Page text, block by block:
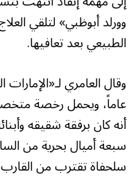
وورلد أبوظبي» لتلقي
الطبيعي بعد تعافيها.
عاماً، ويحمل رخصة
أنه كان برفقة شقيقه
سبعة أميال بحرية من
سلحفاة تقترب من